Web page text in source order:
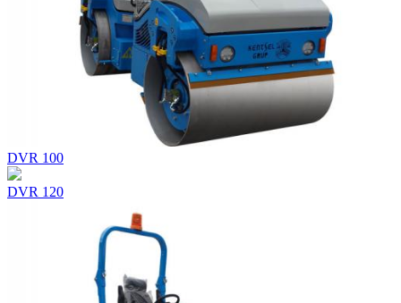
DVR 100
DVR 120